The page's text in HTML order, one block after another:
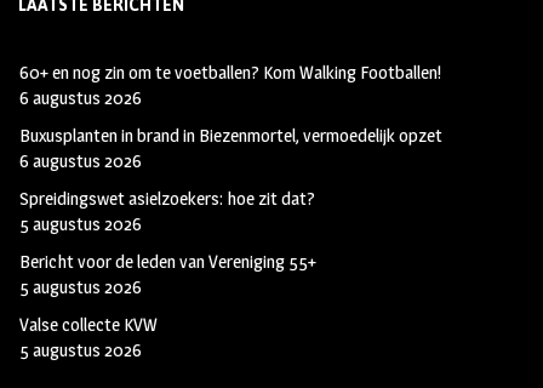
60+ en nog zin om te voetballen? Kom Walking Footballen!
6 augustus 2026
Buxusplanten in brand in Biezenmortel, vermoedelijk opzet
6 augustus 2026
Spreidingswet asielzoekers: hoe zit dat?
5 augustus 2026
Bericht voor de leden van Vereniging 55+
5 augustus 2026
Valse collecte KVW
5 augustus 2026